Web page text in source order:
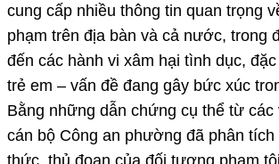
cung cấp nhiều thông tin quan trọng
phạm trên địa bàn và cả nước, trong
đến các hành vi xâm hại tình dục,
trẻ em – vấn đề đang gây bức xúc
Bằng những dẫn chứng cụ thể từ các
cán bộ Công an phường đã phân
thức, thủ đoạn của đối tượng phạm